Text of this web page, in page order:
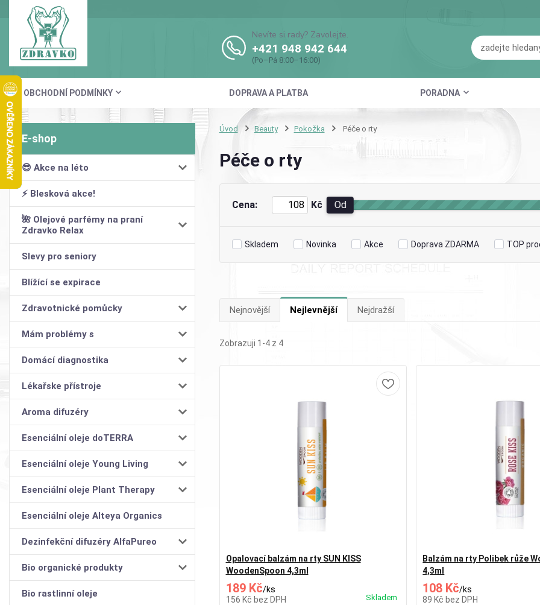
OBCHODNÍ PODMÍNKY DOPRAVA A PLATBA PORADNA
Nevíte si rady? Zavolejte.
+421 948 942 644
(Po–Pá 8:00–16:00)
😎 Akce na léto
⚡ Blesková akce!
🌺 Olejové parfémy na praní
Zdravko Relax
Slevy pro seniory
Blížící se expirace
Zdravotnické pomůcky
Mám problémy s
Domácí diagnostika
Lékařske přístroje
Aroma difuzéry
Esenciální oleje doTERRA
Esenciální oleje Young Living
Esenciální oleje Plant Therapy
Esenciální oleje Alteya Organics
Dezinfekční difuzéry AlfaPureo
Bio organické produkty
Bio rastlinní oleje
Úvod Beauty Pokožka Péče o rty
Péče o rty
Cena: Kč Od
Skladem Novinka Akce Doprava ZDARMA TOP
Nejnovější Nejlevnější Nejdražší
Zobrazuji 1-4 z 4
Opalovací balzám na rty SUN KISS
WoodenSpoon 4,3ml
189 Kč/ks
156 Kč bez DPH Skladem
Balzám na rty Polibek růže
4,3ml
108 Kč/ks
89 Kčbez DPH